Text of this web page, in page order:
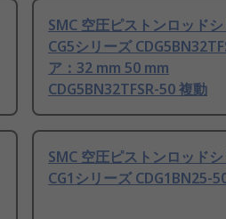
SMC 空圧ピストンロッド
CG5シリーズ
ア：32 mm 50 mm
CDG5BN32TFSR-50 複動
SMC 空圧ピストンロッド
CG1シリーズ CDG1BN25-